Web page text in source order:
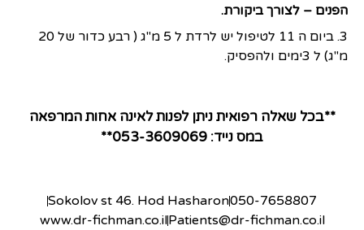
הפנים – לצורך ביקורת.
3. ביום ה 11 לטיפול יש לרדת ל 5 מ"ג ( רבע כדור של 20
מ"ג) ל 3ימים ולהפסיק.
**בכל שאלה רפואית ניתן לפנות לאינה אחות המרפאה
במס נייד: 053-3609069**
050-7658807
Sokolov st 46. Hod Hasharon
Patients@dr-fichman.co.il
www.dr-fichman.co.il